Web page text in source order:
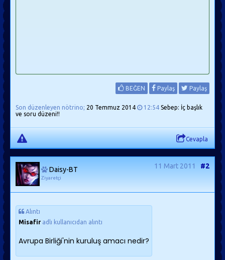
BEĞEN Paylaş Paylaş
Son düzenleyen nötrino; 20 Temmuz 2014 12:54 Sebep: İç başlık
ve soru düzeni!!
Cevapla
Daisy-BT
Ziyaretçi
11 Mart 2011 #2
Alıntı
Misafir adlı kullanıcıdan alıntı
Avrupa Birliği'nin kuruluş amacı nedir?